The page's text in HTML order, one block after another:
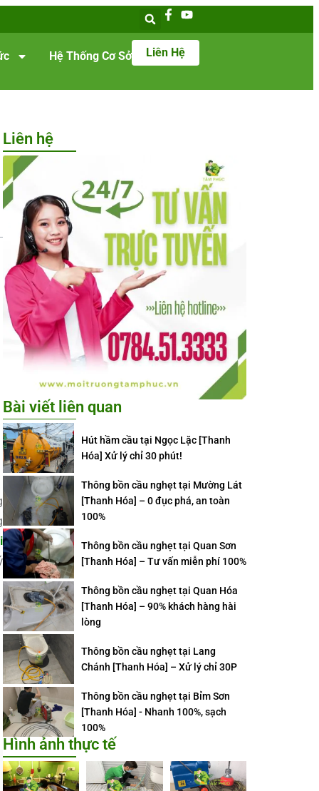
Hệ Thống Cơ Sở Liên Hệ
Liên hệ
Bài viết liên quan
Hút hầm cầu tại Ngọc Lặc [Thanh
Hóa] Xử lý chỉ 30 phút!
Thông bồn cầu nghẹt tại Mường Lát
[Thanh Hóa] – 0 đục phá, an toàn
100%
Thông bồn cầu nghẹt tại Quan Sơn
[Thanh Hóa] – Tư vấn miễn phí 100%
Thông bồn cầu nghẹt tại Quan Hóa
[Thanh Hóa] – 90% khách hàng hài
lòng
Thông bồn cầu nghẹt tại Lang
Chánh [Thanh Hóa] – Xử lý chỉ 30P
Thông bồn cầu nghẹt tại Bỉm Sơn
[Thanh Hóa] - Nhanh 100%, sạch
100%
Hình ảnh thực tế